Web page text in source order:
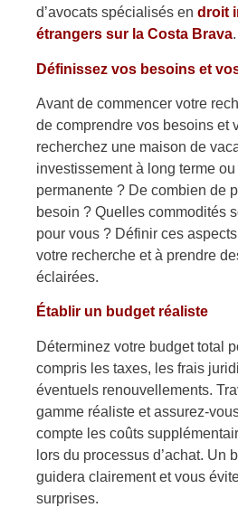
d’avocats spécialisés en droit
étrangers sur la Costa Brava.
Définissez vos besoins et
Avant de commencer votre
de comprendre vos besoins et
recherchez une maison de
investissement à long terme
permanente ? De combien de
besoin ? Quelles commodités
pour vous ? Définir ces
votre recherche et à prendre
éclairées.
Établir un budget réaliste
Déterminez votre budget total
compris les taxes, les frais
éventuels renouvellements.
gamme réaliste et assurez-
compte les coûts
lors du processus d’achat. Un
guidera clairement et vous
surprises.